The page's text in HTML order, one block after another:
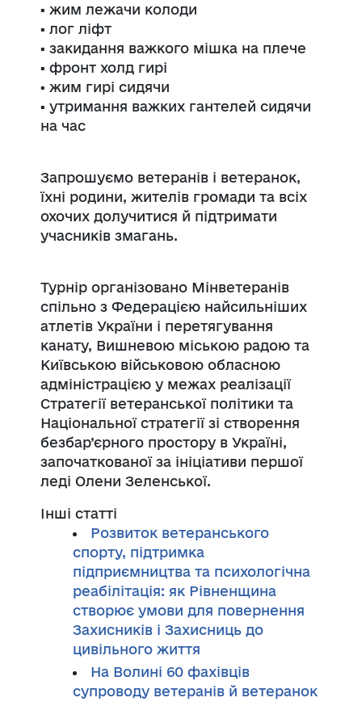
▪️ жим лежачи колоди
▪️ лог ліфт
▪️ закидання важкого мішка на плече
▪️ фронт холд гирі
▪️ жим гирі сидячи
▪️ утримання важких гантелей сидячи
на час
Запрошуємо ветеранів і ветеранок,
їхні родини, жителів громади та всіх
охочих долучитися й підтримати
учасників змагань.
Турнір організовано Мінветеранів
спільно з Федерацією найсильніших
атлетів України і перетягування
канату, Вишневою міською радою та
Київською військовою обласною
адміністрацією у межах реалізації
Стратегії ветеранської політики та
Національної стратегії зі створення
безбар’єрного простору в Україні,
започаткованої за ініціативи першої
леді Олени Зеленської.
Інші статті
Розвиток ветеранського
спорту, підтримка
підприємництва та психологічна
реабілітація: як Рівненщина
створює умови для повернення
Захисників і Захисниць до
цивільного життя
На Волині 60 фахівців
супроводу ветеранів й ветеранок